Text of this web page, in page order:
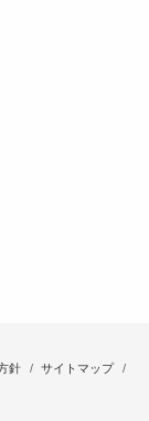
針
サイトマップ